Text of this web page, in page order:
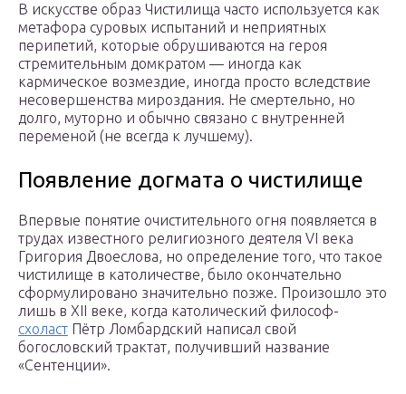
В искусстве образ Чистилища часто используется как
метафора суровых испытаний и неприятных
перипетий, которые обрушиваются на героя
стремительным домкратом — иногда как
кармическое возмездие, иногда просто вследствие
несовершенства мироздания. Не смертельно, но
долго, муторно и обычно связано с внутренней
переменой (не всегда к лучшему).
Появление догмата о чистилище
Впервые понятие очистительного огня появляется в
трудах известного религиозного деятеля VI века
Григория Двоеслова, но определение того, что такое
чистилище в католичестве, было окончательно
сформулировано значительно позже. Произошло это
лишь в XII веке, когда католический философ-
схоласт Пётр Ломбардский написал свой
богословский трактат, получивший название
«Сентенции».